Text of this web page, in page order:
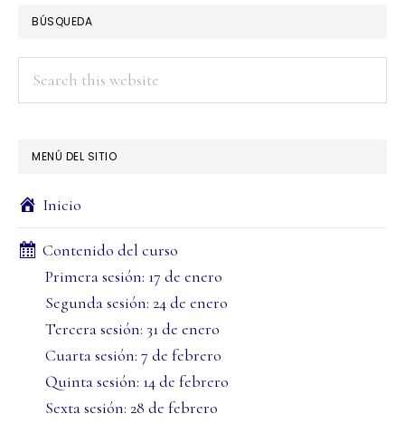
BÚSQUEDA
MENÚ DEL SITIO
Inicio
Contenido del curso
Primera sesión: 17 de enero
Segunda sesión: 24 de enero
Tercera sesión: 31 de enero
Cuarta sesión: 7 de febrero
Quinta sesión: 14 de febrero
Sexta sesión: 28 de febrero